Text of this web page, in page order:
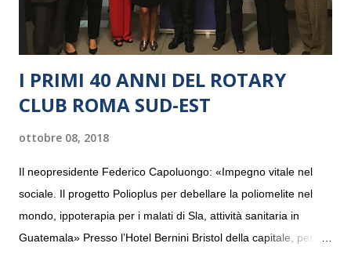
I PRIMI 40 ANNI DEL ROTARY
CLUB ROMA SUD-EST
ottobre 08, 2018
Il neopresidente Federico Capoluongo: «Impegno vitale nel
sociale. Il progetto Polioplus per debellare la poliomelite nel
mondo, ippoterapia per i malati di Sla, attività sanitaria in
Guatemala» Presso l’Hotel Bernini Bristol della capitale, per la